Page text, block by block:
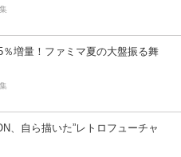
％増量！ファミマ夏の大盤振る舞
、自ら描いた”レトロフューチャ